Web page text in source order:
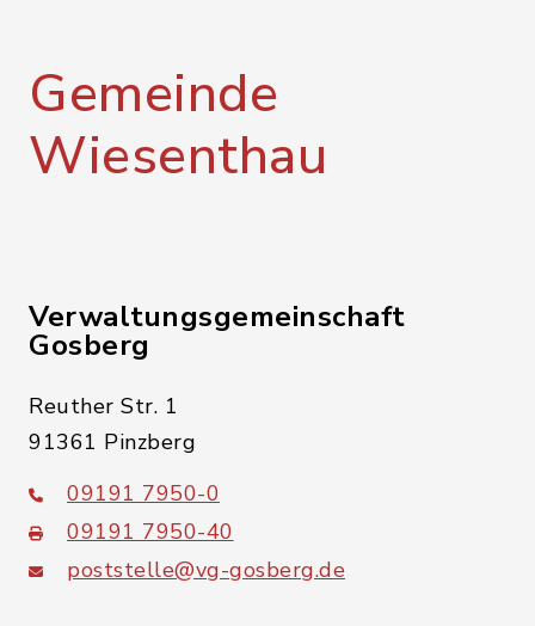
Gemeinde
Wiesenthau
Verwaltungsgemeinschaft
Gosberg
Reuther Str. 1
91361 Pinzberg
09191 7950-0
09191 7950-40
poststelle@vg-gosberg.de